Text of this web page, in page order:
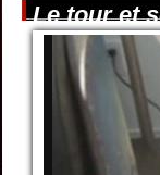
Le tour et